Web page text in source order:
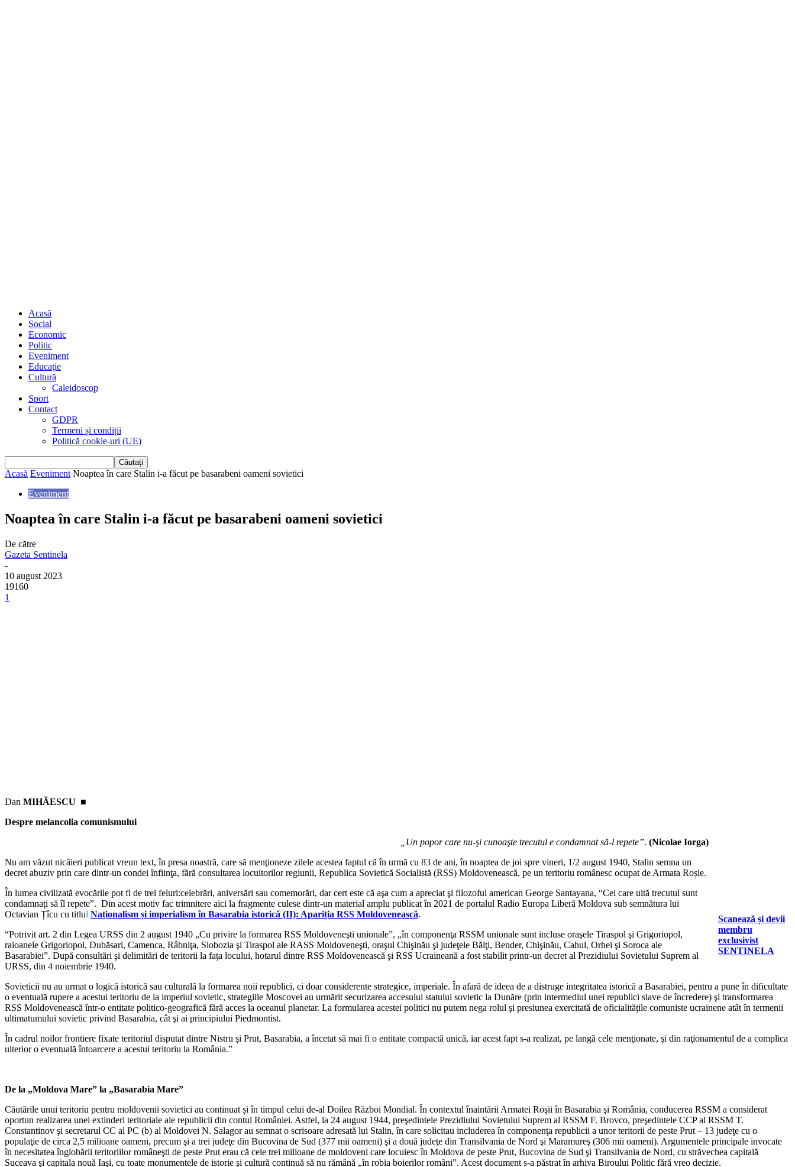
Acasă
Social
Economic
Politic
Eveniment
Educaţie
Cultură
Caleidoscop
Sport
Contact
GDPR
Termeni și condiții
Politică cookie-uri (UE)
Acasă Eveniment Noaptea în care Stalin i-a făcut pe basarabeni oameni sovietici
Eveniment
Noaptea în care Stalin i-a făcut pe basarabeni oameni sovietici
De către
Gazeta Sentinela
-
10 august 2023
19160
1
Dan MIHĂESCU ■
Despre melancolia comunismului
Scanează și devii
membru
exclusivist
SENTINELA
„Un popor care nu-şi cunoaşte trecutul e condamnat să-l repete”. (Nicolae Iorga)
Nu am văzut nicăieri publicat vreun text, în presa noastră, care să menţioneze zilele acestea faptul că în urmă cu 83 de ani, în noaptea de joi spre vineri, 1/2 august 1940, Stalin semna un
decret abuziv prin care dintr-un condei înfiinţa, fără consultarea locuitorilor regiunii, Republica Sovietică Socialistă (RSS) Moldovenească, pe un teritoriu românesc ocupat de Armata Roșie.
În lumea civilizată evocările pot fi de trei feluri:celebrări, aniversări sau comemorări, dar cert este că aşa cum a apreciat şi filozoful american George Santayana, “Cei care uită trecutul sunt
condamnați să îl repete”. Din acest motiv fac trimnitere aici la fragmente culese dintr-un material amplu publicat în 2021 de portalul Radio Europa Liberă Moldova sub semnătura lui
Octavian Țîcu cu titlul Naționalism și imperialism în Basarabia istorică (II): Apariția RSS Moldovenească.
“Potrivit art. 2 din Legea URSS din 2 august 1940 „Cu privire la formarea RSS Moldoveneşti unionale”, „în componenţa RSSM unionale sunt incluse oraşele Tiraspol şi Grigoriopol,
raioanele Grigoriopol, Dubăsari, Camenca, Râbniţa, Slobozia şi Tiraspol ale RASS Moldoveneşti, oraşul Chişinău şi judeţele Bălţi, Bender, Chişinău, Cahul, Orhei şi Soroca ale
Basarabiei”. După consultări şi delimitări de teritorii la faţa locului, hotarul dintre RSS Moldovenească şi RSS Ucraineană a fost stabilit printr-un decret al Prezidiului Sovietului Suprem al
URSS, din 4 noiembrie 1940.
Sovieticii nu au urmat o logică istorică sau culturală la formarea noii republici, ci doar considerente strategice, imperiale. În afară de ideea de a distruge integritatea istorică a Basarabiei, pentru a pune în dificultate
o eventuală rupere a acestui teritoriu de la imperiul sovietic, strategiile Moscovei au urmărit securizarea accesului statului sovietic la Dunăre (prin intermediul unei republici slave de încredere) şi transformarea
RSS Moldovenească într-o entitate politico-geografică fără acces la oceanul planetar. La formularea acestei politici nu putem nega rolul şi presiunea exercitată de oficialităţile comuniste ucrainene atât în termenii
ultimatumului sovietic privind Basarabia, cât şi ai principiului Piedmontist.
În cadrul noilor frontiere fixate teritoriul disputat dintre Nistru şi Prut, Basarabia, a încetat să mai fi o entitate compactă unică, iar acest fapt s-a realizat, pe langă cele menţionate, şi din raţionamentul de a complica
ulterior o eventuală întoarcere a acestui teritoriu la România.”
De la „Moldova Mare” la „Basarabia Mare”
Căutările unui teritoriu pentru moldovenii sovietici au continuat și în timpul celui de-al Doilea Război Mondial. În contextul înaintării Armatei Roşii în Basarabia şi România, conducerea RSSM a considerat
oportun realizarea unei extinderi teritoriale ale republicii din contul României. Astfel, la 24 august 1944, preşedintele Prezidiului Sovietului Suprem al RSSM F. Brovco, preşedintele CCP al RSSM T.
Constantinov şi secretarul CC al PC (b) al Moldovei N. Salagor au semnat o scrisoare adresată lui Stalin, în care solicitau includerea în componenţa republicii a unor teritorii de peste Prut – 13 judeţe cu o
populaţie de circa 2,5 milioane oameni, precum şi a trei judeţe din Bucovina de Sud (377 mii oameni) şi a două judeţe din Transilvania de Nord şi Maramureş (306 mii oameni). Argumentele principale invocate
în necesitatea înglobării teritoriilor româneşti de peste Prut erau că cele trei milioane de moldoveni care locuiesc în Moldova de peste Prut, Bucovina de Sud şi Transilvania de Nord, cu străvechea capitală
Suceava şi capitala nouă Iaşi, cu toate monumentele de istorie şi cultură continuă să nu rămână „în robia boierilor români”. Acest document s-a păstrat în arhiva Biroului Politic fără vreo decizie.